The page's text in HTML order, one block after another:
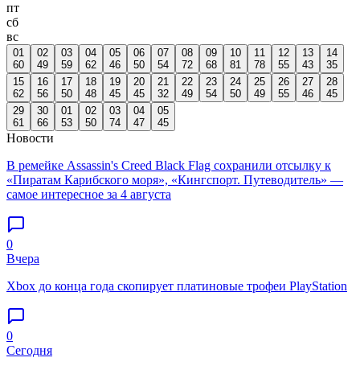
пт
сб
вс
01
60
02
49
03
59
04
62
05
46
06
50
07
54
08
72
09
68
10
81
11
78
12
55
13
43
14
35
15
62
16
56
17
50
18
48
19
45
20
45
21
32
22
49
23
54
24
50
25
49
26
55
27
46
28
45
29
61
30
66
01
53
02
50
03
74
04
47
05
45
Новости
В ремейке Assassin's Creed Black Flag сохранили отсылку к
«Пиратам Карибского моря», «Кингспорт. Путеводитель» —
самое интересное за 4 августа
0
Вчера
Xbox до конца года скопирует платиновые трофеи PlayStation
0
Сегодня